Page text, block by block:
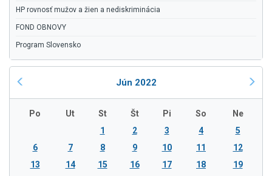
HP rovnosť mužov a žien a nediskriminácia
FOND OBNOVY
Program Slovensko
Jún 2022
Po Ut St Št Pi So
Ne
1
2 3 4
5
6
7 8 9 10 11
12
13
14 15 16 17 18
19